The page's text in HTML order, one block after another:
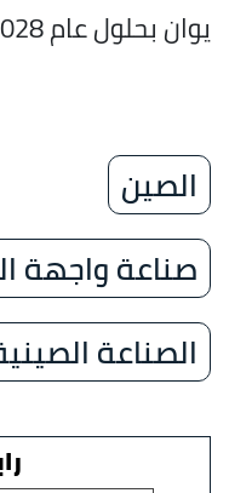
يوان بحلول عام 2028.
الصين
صناعة واجهة
الصناعة